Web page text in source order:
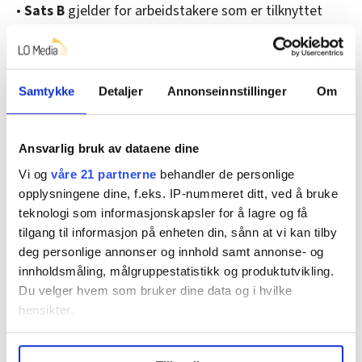
Samtykke Detaljer Annonseinnstillinger Om
Ansvarlig bruk av dataene dine
Vi og våre 21 partnerne behandler de personlige
opplysningene dine, f.eks. IP-nummeret ditt, ved å bruke
teknologi som informasjonskapsler for å lagre og få
tilgang til informasjon på enheten din, sånn at vi kan tilby
deg personlige annonser og innhold samt annonse- og
innholdsmåling, målgruppestatistikk og produktutvikling.
Du velger hvem som bruker dine data og i hvilke
hensikter.
Undermer infokan du lese om hvordan dine personlige
• Sats B gjelder for arbeidstakere som er tilknyttet
kiosk- og kafédrift, billettsalg, utleie, booking,
resepsjon og informasjon. Her er begynnerlønna på
minstesatsene ved 37,5 timers arbeidsuke 181,15
kroner i timen. Etter 12 sesonger er summen økt til
187,46 kroner.
I de lokale forhandlingene skal det ifølge
overenskomsten avtales tillegg for dyktighet, praksis,
kvalifikasjoner og jobbinnhold.
Nyheter Lønnsoppgjøret Sykepenger